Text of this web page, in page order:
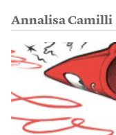
Annalisa Camilli